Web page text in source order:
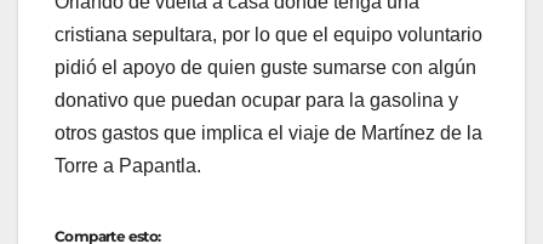
cristiana sepultara, por lo que el equipo voluntario
pidió el apoyo de quien guste sumarse con algún
donativo que puedan ocupar para la gasolina y
otros gastos que implica el viaje de Martínez de la
Torre a Papantla.
Comparte esto: